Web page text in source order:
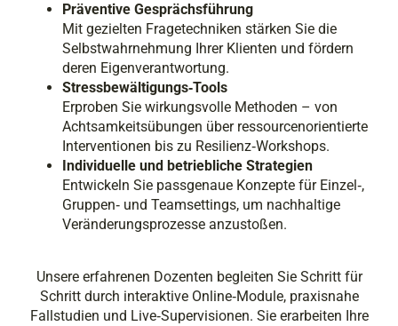
Präventive Gesprächsführung
Mit gezielten Fragetechniken stärken Sie die
Selbstwahrnehmung Ihrer Klienten und fördern
deren Eigenverantwortung.
Stressbewältigungs‑Tools
Erproben Sie wirkungsvolle Methoden – von
Achtsamkeitsübungen über ressourcenorientierte
Interventionen bis zu Resilienz‑Workshops.
Individuelle und betriebliche Strategien
Entwickeln Sie passgenaue Konzepte für Einzel‑,
Gruppen‑ und Teamsettings, um nachhaltige
Veränderungsprozesse anzustoßen.
Unsere erfahrenen Dozenten begleiten Sie Schritt für
Schritt durch interaktive Online‑Module, praxisnahe
Fallstudien und Live‑Supervisionen. Sie erarbeiten Ihre